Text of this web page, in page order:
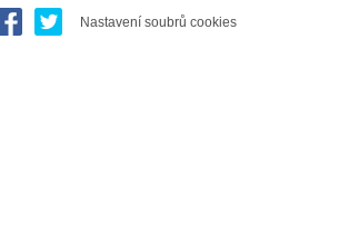
Nastavení soubrů cookies